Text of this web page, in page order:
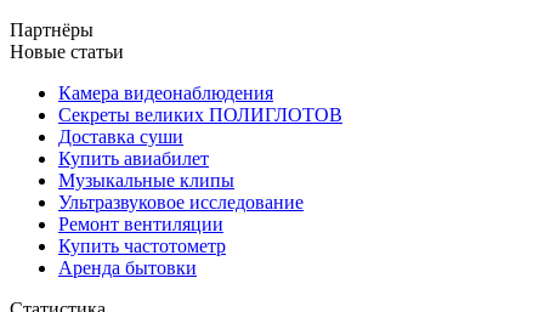
Партнёры
Новые статьи
Камера видеонаблюдения
Секреты великих ПОЛИГЛОТОВ
Доставка суши
Купить авиабилет
Музыкальные клипы
Ультразвуковое исследование
Ремонт вентиляции
Купить частотометр
Аренда бытовки